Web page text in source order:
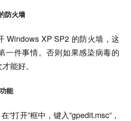
防火墙
Windows XP SP2 的防火墙，这
一件事情。否则如果感染病毒的
能好。
能
”打开”框中，键入”gpedit.msc”，